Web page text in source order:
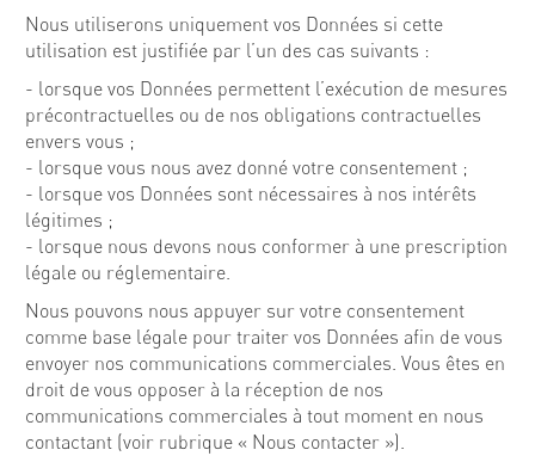
Nous utiliserons uniquement vos Données si cette
utilisation est justifiée par l’un des cas suivants :
- lorsque vos Données permettent l’exécution de mesures
précontractuelles ou de nos obligations contractuelles
envers vous ;
- lorsque vous nous avez donné votre consentement ;
- lorsque vos Données sont nécessaires à nos intérêts
légitimes ;
- lorsque nous devons nous conformer à une prescription
légale ou réglementaire.
Nous pouvons nous appuyer sur votre consentement
comme base légale pour traiter vos Données afin de vous
envoyer nos communications commerciales. Vous êtes en
droit de vous opposer à la réception de nos
communications commerciales à tout moment en nous
contactant (voir rubrique « Nous contacter »).